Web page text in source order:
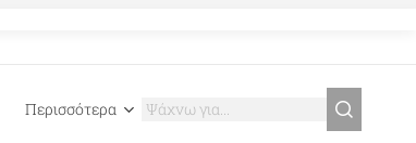
Περισσότερα